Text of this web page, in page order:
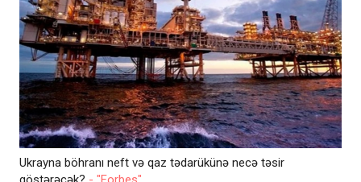
Ukrayna böhranı neft və qaz tədarükünə necə təsir